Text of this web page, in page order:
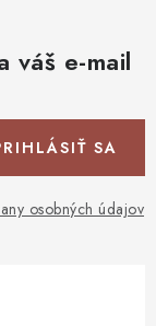
váš e-mail
osobných údajov
SA